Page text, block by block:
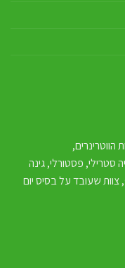
סטרילי, פסטורלי, גינה
צוות שעובד על בסיס יום